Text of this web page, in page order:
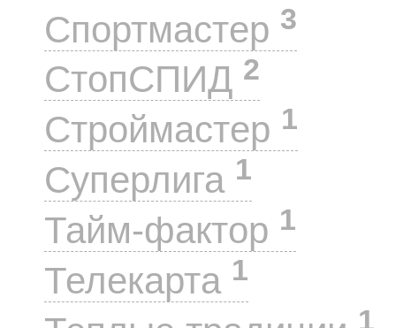
Спортмастер 3
СтопСПИД 2
Строймастер 1
Суперлига 1
Тайм-фактор 1
Телекарта 1
1